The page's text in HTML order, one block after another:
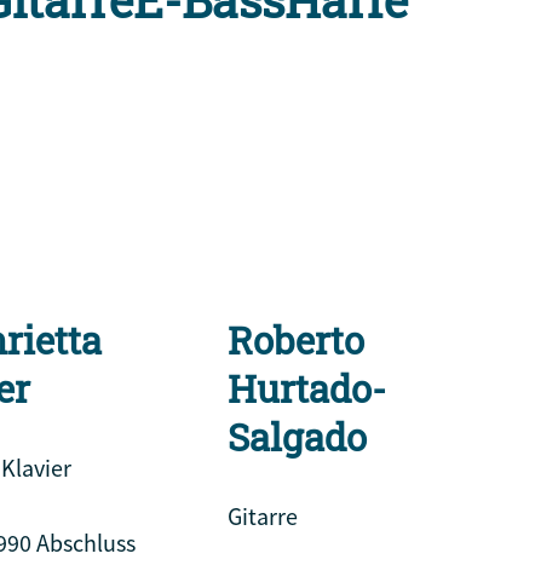
Abschluss
Roberto
Hurtado-
Salgado
Gitarre